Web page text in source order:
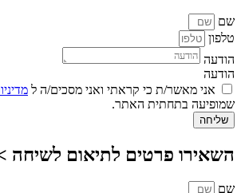
שם
טלפון
הודעה
הודעה
אני מאשר/ת כי קראתי ואני מסכים/ה ל
שמופיעה בתחתית האתר.
שליחה
השאירו פרטים לתיאום לשיחה
שם